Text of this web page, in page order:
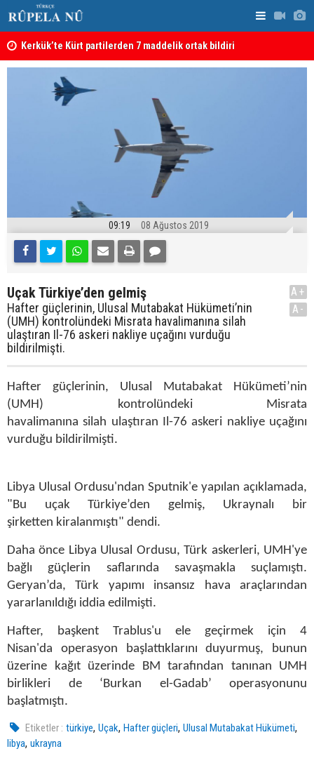
Kerkük’te Kürt partilerden 7 maddelik ortak bildiri
09:19 08 Ağustos 2019
Uçak Türkiye’den gelmiş
Hafter güçlerinin, Ulusal Mutabakat Hükümeti’nin
(UMH) kontrolündeki Misrata havalimanına silah
ulaştıran Il-76 askeri nakliye uçağını vurduğu
bildirilmişti.
A+
A-
Hafter güçlerinin, Ulusal Mutabakat Hükümeti’nin
(UMH) kontrolündeki Misrata
havalimanına silah ulaştıran Il-76 askeri nakliye uçağını
vurduğu bildirilmişti.
Libya Ulusal Ordusu'ndan Sputnik'e yapılan açıklamada,
"Bu uçak Türkiye’den gelmiş, Ukraynalı bir
şirketten kiralanmıştı" dendi.
Daha önce Libya Ulusal Ordusu, Türk askerleri, UMH'ye
bağlı güçlerin saflarında savaşmakla suçlamıştı.
Geryan’da, Türk yapımı insansız hava araçlarından
yararlanıldığı iddia edilmişti.
Hafter, başkent Trablus'u ele geçirmek için 4
Nisan'da operasyon başlattıklarını duyurmuş, bunun
üzerine kağıt üzerinde BM tarafından tanınan UMH
birlikleri de ‘Burkan el-Gadab’ operasyonunu
başlatmıştı.
Etiketler : türkiye,Uçak,Hafter güçleri,Ulusal Mutabakat Hükümeti,
libya, ukrayna